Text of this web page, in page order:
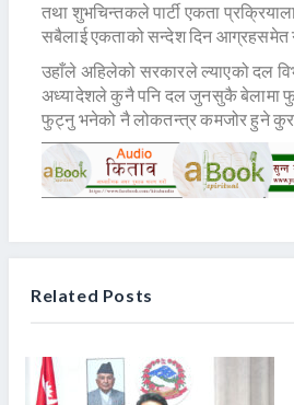
तथा शुभचिन्तकले पार्टी एकता
सबैलाई एकताको सन्देश दिन आग्रहसमेत
उहाँले अहिलेको सरकारले ल्याएको दल
अध्यादेशले कुनै पनि दल जुनसुकै बेलामा
फुट्नु भनेको नै लोकतन्त्र कमजोर हुने
Related Posts